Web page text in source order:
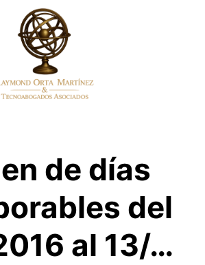
de días
del
al 13/…